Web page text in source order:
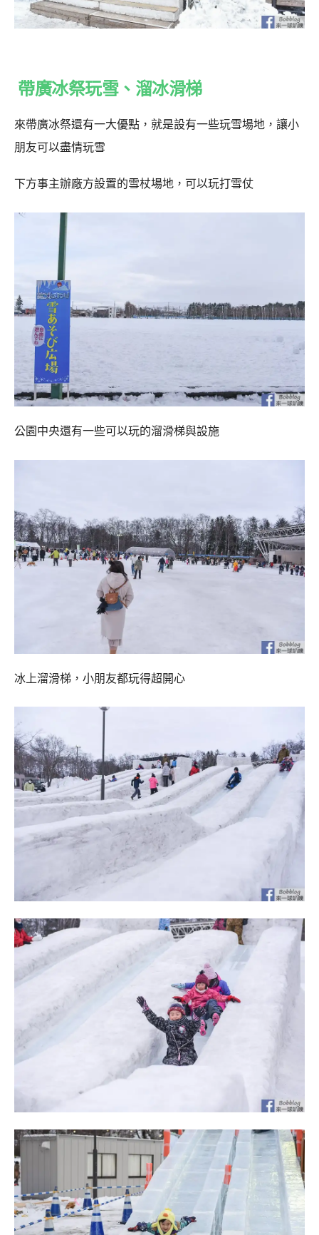
帶廣冰祭玩雪、溜冰滑梯
來帶廣冰祭還有一大優點，就是設有一些玩雪場地，讓小
朋友可以盡情玩雪
下方事主辦廠方設置的雪杖場地，可以玩打雪仗
公園中央還有一些可以玩的溜滑梯與設施
冰上溜滑梯，小朋友都玩得超開心